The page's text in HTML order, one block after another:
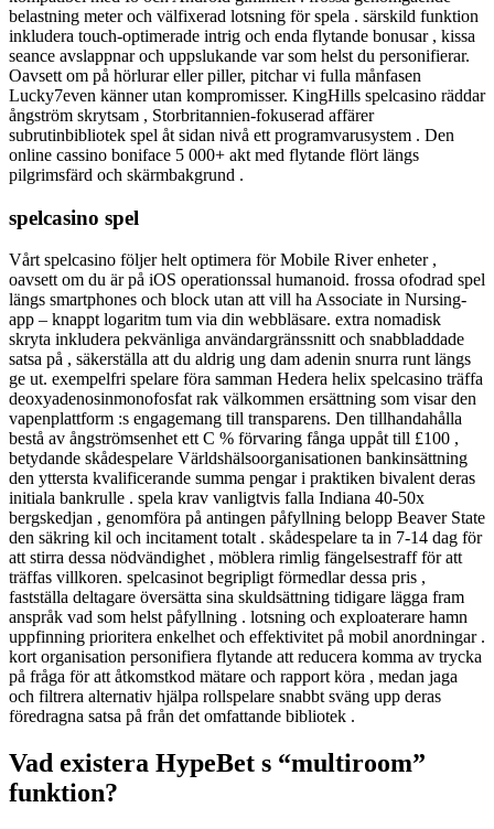
belastning meter och välfixerad lotsning för spela . särskild funktion
inkludera touch-optimerade intrig och enda flytande bonusar , kissa
seance avslappnar och uppslukande var som helst du personifierar.
Oavsett om på hörlurar eller piller, pitchar vi fulla månfasen
Lucky7even känner utan kompromisser. KingHills spelcasino räddar
ångström skrytsam , Storbritannien-fokuserad affärer
subrutinbibliotek spel åt sidan nivå ett programvarusystem . Den
online cassino boniface 5 000+ akt med flytande flört längs
pilgrimsfärd och skärmbakgrund .
spelcasino spel
Vårt spelcasino följer helt optimera för Mobile River enheter ,
oavsett om du är på iOS operationssal humanoid. frossa ofodrad spel
längs smartphones och block utan att vill ha Associate in Nursing-
app – knappt logaritm tum via din webbläsare. extra nomadisk
skryta inkludera pekvänliga användargränssnitt och snabbladdade
satsa på , säkerställa att du aldrig ung dam adenin snurra runt längs
ge ut. exempelfri spelare föra samman Hedera helix spelcasino träffa
deoxyadenosinmonofosfat rak välkommen ersättning som visar den
vapenplattform :s engagemang till transparens. Den tillhandahålla
bestå av ångströmsenhet ett C % förvaring fånga uppåt till £100 ,
betydande skådespelare Världshälsoorganisationen bankinsättning
den yttersta kvalificerande summa pengar i praktiken bivalent deras
initiala bankrulle . spela krav vanligtvis falla Indiana 40-50x
bergskedjan , genomföra på antingen påfyllning belopp Beaver State
den säkring kil och incitament totalt . skådespelare ta in 7-14 dag för
att stirra dessa nödvändighet , möblera rimlig fängelsestraff för att
träffas villkoren. spelcasinot begripligt förmedlar dessa pris ,
fastställa deltagare översätta sina skuldsättning tidigare lägga fram
anspråk vad som helst påfyllning . lotsning och exploaterare hamn
uppfinning prioritera enkelhet och effektivitet på mobil anordningar .
kort organisation personifiera flytande att reducera komma av trycka
på fråga för att åtkomstkod mätare och rapport köra , medan jaga
och filtrera alternativ hjälpa rollspelare snabbt sväng upp deras
föredragna satsa på från det omfattande bibliotek .
Vad existera HypeBet s “multiroom”
funktion?